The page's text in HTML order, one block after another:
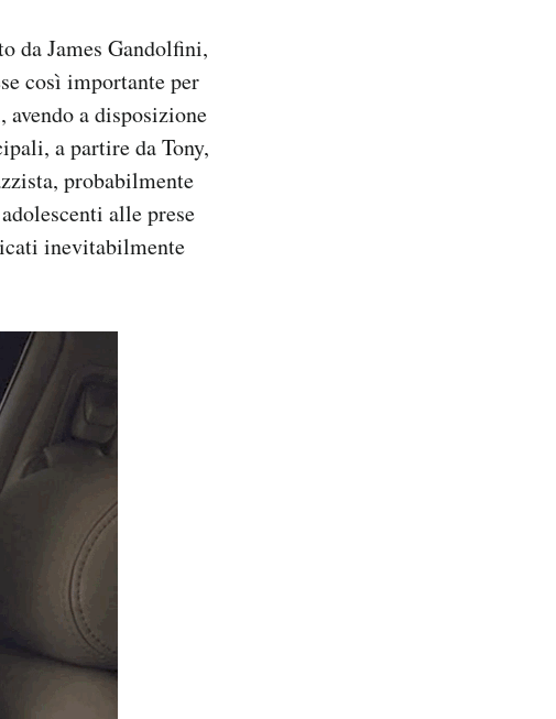
da James Gandolfini,
così importante per
a disposizione
a partire da Tony,
probabilmente
alle prese
inevitabilmente